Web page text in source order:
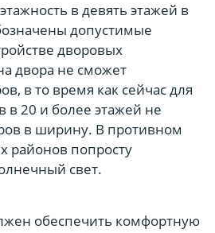
в девять этажей в
допустимые
дворовых
двора не сможет
в то время как сейчас для
в 20 и более этажей не
в ширину. В противном
районов попросту
свет.
обеспечить комфортную